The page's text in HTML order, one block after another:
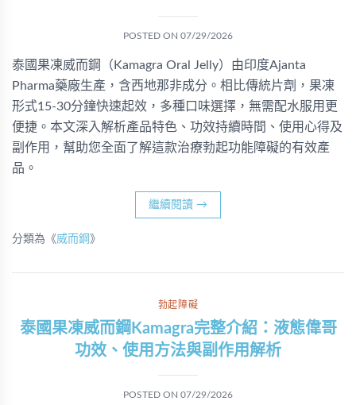
POSTED ON 07/29/2026
泰國果凍威而鋼（Kamagra Oral Jelly）由印度Ajanta
Pharma藥廠生產，含西地那非成分。相比傳統片劑，果凍
形式15-30分鐘快速起效，多種口味選擇，無需配水服用更
便捷。本文深入解析產品特色、功效持續時間、使用心得及
副作用，幫助您全面了解這款治療勃起功能障礙的有效產
品。
繼續閱讀 →
分類為《威而鋼 》
勃起障礙
泰國果凍威而鋼Kamagra完整介紹：液態偉哥
功效、使用方法與副作用解析
POSTED ON 07/29/2026